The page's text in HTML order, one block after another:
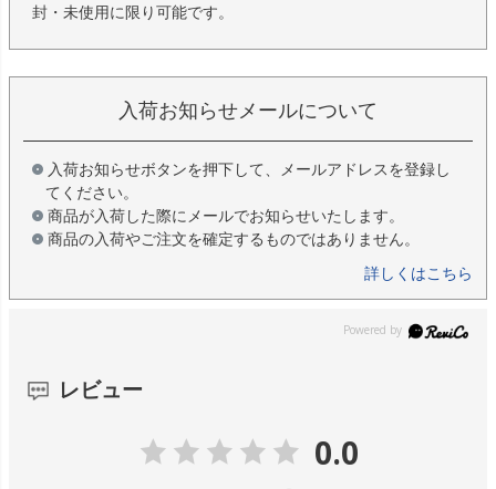
封・未使用に限り可能です。
入荷お知らせメールについて
入荷お知らせボタンを押下して、メールアドレスを登録し
てください。
商品が入荷した際にメールでお知らせいたします。
商品の入荷やご注文を確定するものではありません。
詳しくはこちら
レビュー
0.0